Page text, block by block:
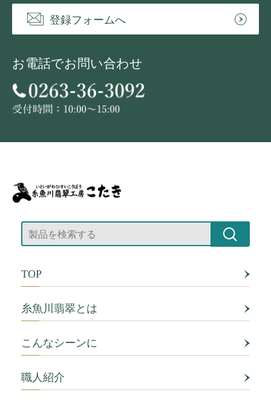
登録フォームへ
お電話でお問い合わせ
TOP
糸魚川翡翠とは
こんなシーンに
職人紹介